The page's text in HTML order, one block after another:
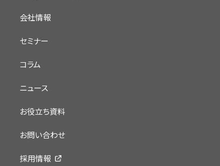
会社情報
セミナー
コラム
ニュース
お役立ち資料
お問い合わせ
採用情報